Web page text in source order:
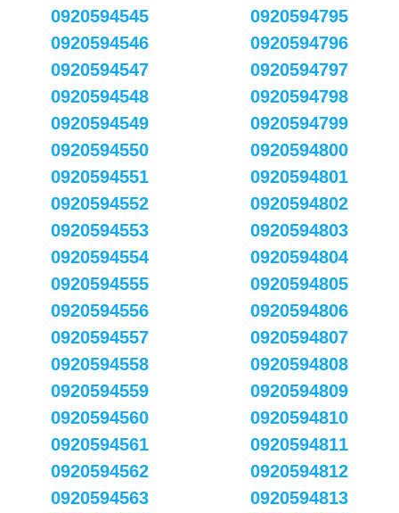
0920594545
0920594546
0920594547
0920594548
0920594549
0920594550
0920594551
0920594552
0920594553
0920594554
0920594555
0920594556
0920594557
0920594558
0920594559
0920594560
0920594561
0920594562
0920594563
0920594795
0920594796
0920594797
0920594798
0920594799
0920594800
0920594801
0920594802
0920594803
0920594804
0920594805
0920594806
0920594807
0920594808
0920594809
0920594810
0920594811
0920594812
0920594813